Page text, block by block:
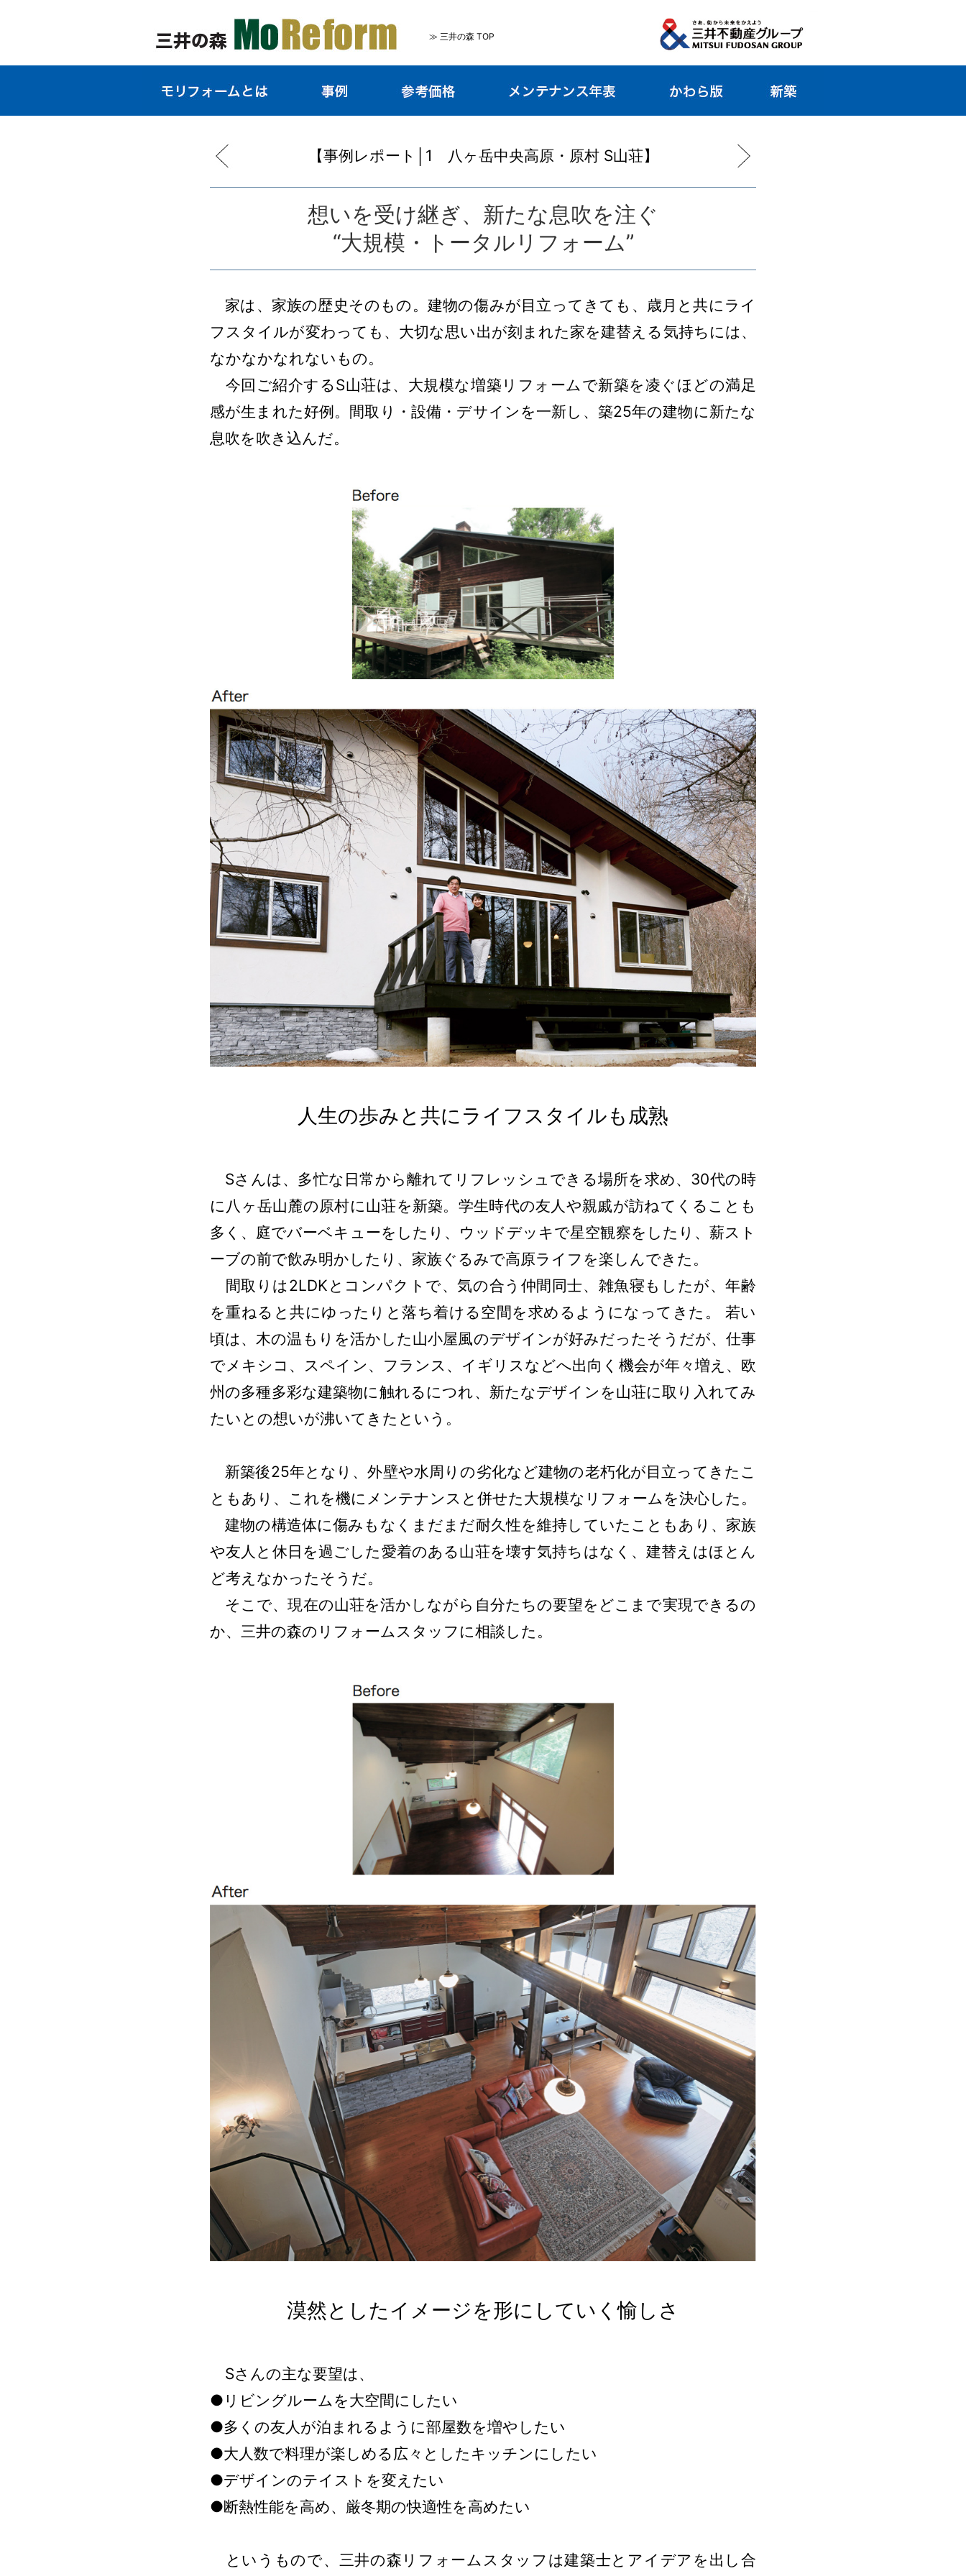
≫ 三井の森 TOP
【事例レポート│1 八ヶ岳中央高原・原村 S山荘】
想いを受け継ぎ、新たな息吹を注ぐ
“大規模・トータルリフォーム”
家は、家族の歴史そのもの。建物の傷みが目立ってきても、歳月と共にライ
フスタイルが変わっても、大切な思い出が刻まれた家を建替える気持ちには、
なかなかなれないもの。
今回ご紹介するS山荘は、大規模な増築リフォームで新築を凌ぐほどの満足
感が生まれた好例。間取り・設備・デサインを一新し、築25年の建物に新たな
息吹を吹き込んだ。
人生の歩みと共にライフスタイルも成熟
Sさんは、多忙な日常から離れてリフレッシュできる場所を求め、30代の時
に八ヶ岳山麓の原村に山荘を新築。学生時代の友人や親戚が訪ねてくることも
多く、庭でバーベキューをしたり、ウッドデッキで星空観察をしたり、薪スト
ーブの前で飲み明かしたり、家族ぐるみで高原ライフを楽しんできた。
間取りは2LDKとコンパクトで、気の合う仲間同士、雑魚寝もしたが、年齢
を重ねると共にゆったりと落ち着ける空間を求めるようになってきた。 若い
頃は、木の温もりを活かした山小屋風のデザインが好みだったそうだが、仕事
でメキシコ、スペイン、フランス、イギリスなどへ出向く機会が年々増え、欧
州の多種多彩な建築物に触れるにつれ、新たなデザインを山荘に取り入れてみ
たいとの想いが沸いてきたという。
新築後25年となり、外壁や水周りの劣化など建物の老朽化が目立ってきたこ
ともあり、これを機にメンテナンスと併せた大規模なリフォームを決心した。
建物の構造体に傷みもなくまだまだ耐久性を維持していたこともあり、家族
や友人と休日を過ごした愛着のある山荘を壊す気持ちはなく、建替えはほとん
ど考えなかったそうだ。
そこで、現在の山荘を活かしながら自分たちの要望をどこまで実現できるの
か、三井の森のリフォームスタッフに相談した。
漠然としたイメージを形にしていく愉しさ
Sさんの主な要望は、
●リビングルームを大空間にしたい
●多くの友人が泊まれるように部屋数を増やしたい
●大人数で料理が楽しめる広々としたキッチンにしたい
●デザインのテイストを変えたい
●断熱性能を高め、厳冬期の快適性を高めたい
というもので、三井の森リフォームスタッフは建築士とアイデアを出し合